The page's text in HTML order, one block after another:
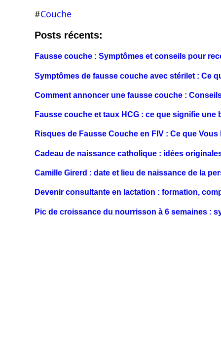
#Couche
Posts récents:
Fausse couche : Symptômes et conseils pour
Symptômes de fausse couche avec stérilet : Ce
Comment annoncer une fausse couche :
Fausse couche et taux HCG : ce que signifie une
Risques de Fausse Couche en FIV : Ce que Vous
Cadeau de naissance catholique : idées
Camille Girerd : date et lieu de naissance de la
Devenir consultante en lactation : formation,
Pic de croissance du nourrisson à 6 semaines :